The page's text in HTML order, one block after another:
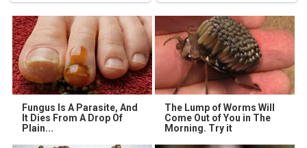
Fungus Is A Parasite, And
It Dies From A Drop Of
Plain...
The Lump of Worms Will
Come Out of You in The
Morning. Try it